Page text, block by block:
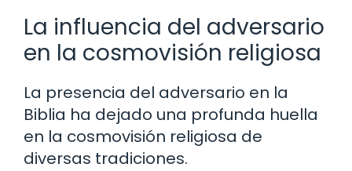
La influencia del adversario
en la cosmovisión religiosa
La presencia del adversario en la
Biblia ha dejado una profunda huella
en la cosmovisión religiosa de
diversas tradiciones.